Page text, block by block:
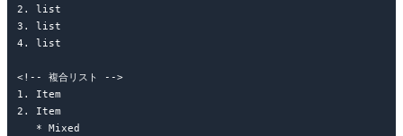
2. list
3. list
4. list
<!-- 複合リスト -->
1. Item
2. Item
   * Mixed